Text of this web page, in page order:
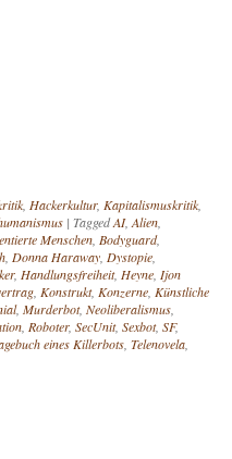
, Hackerkultur, Kapitalismuskritik,
| TaggedAI,Alien,
Menschen, Bodyguard,
, Donna Haraway, Dystopie,
, Handlungsfreiheit, Heyne, Ijon
, Konstrukt, Konzerne, Künstliche
, Murderbot, Neoliberalismus,
, Roboter, SecUnit, Sexbot, SF,
eines Killerbots, Telenovela,